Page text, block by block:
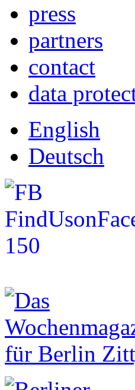
press
partners
contact
data
English
Deutsch